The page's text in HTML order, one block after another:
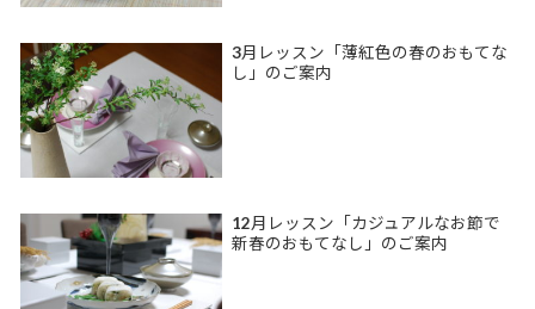
3月レッスン「薄紅色の春のおもてな
し」のご案内
12月レッスン「カジュアルなお節で
新春のおもてなし」のご案内